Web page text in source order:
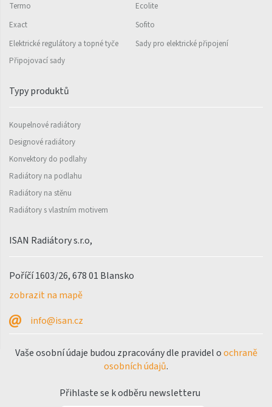
Silla Radius Inox
Space
Swingo
Thea
Tongia
Variant
Variant Horizontal
Variant Mirror
Variant Photo
Nástěnný vzorník barev
ISAN
Termo
Ecolite
Exact
Sofito
Elektrické regulátory a topné tyče
Sady pro elektrické připojení
Připojovací sady
Typy produktů
Koupelnové radiátory
Designové radiátory
Konvektory do podlahy
Radiátory na podlahu
Radiátory na stěnu
Radiátory s vlastním motivem
ISAN Radiátory s.r.o,
Poříčí 1603/26, 678 01 Blansko
zobrazit na mapě
info@isan.cz
Vaše osobní údaje budou zpracovány dle pravidel oochraně
osobních údajů.
Přihlaste se k odběru newsletteru